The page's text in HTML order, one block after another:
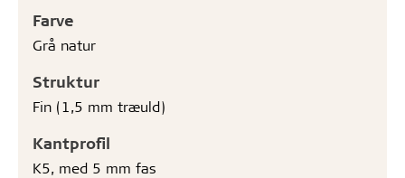
Farve
Grå natur
Struktur
Fin (1,5 mm træuld)
Kantprofil
K5, med 5 mm fas